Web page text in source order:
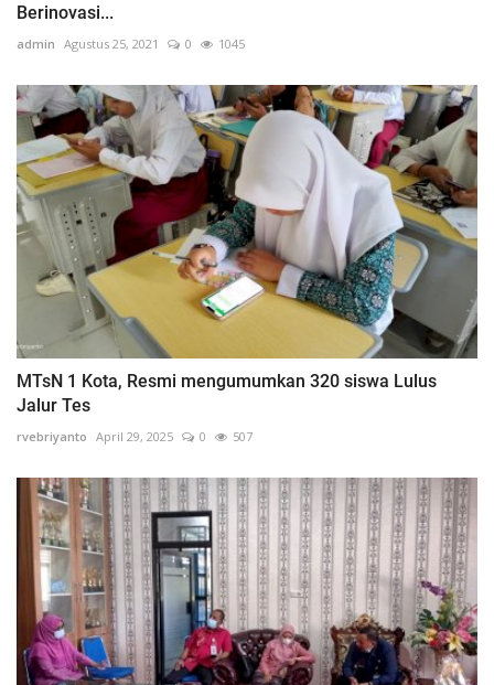
Berinovasi...
admin Agustus 25, 2021 0 1045
MTsN 1 Kota, Resmi mengumumkan 320 siswa Lulus
Jalur Tes
rvebriyanto April 29, 2025 0 507